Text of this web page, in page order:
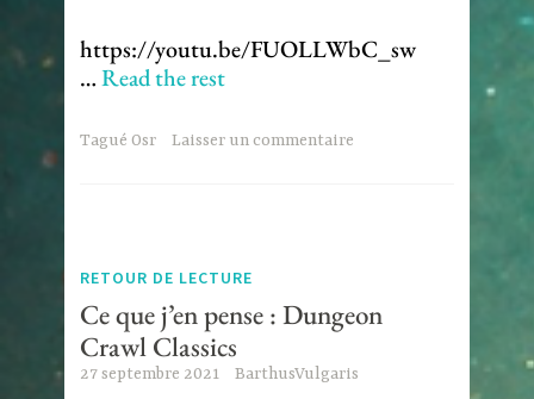
https://youtu.be/FUOLLWbC_sw
…Read the rest
TaguéOsr Laisser un commentaire
RETOUR DE LECTURE
Ce que j’en pense : Dungeon
Crawl Classics
27 septembre 2021 BarthusVulgaris